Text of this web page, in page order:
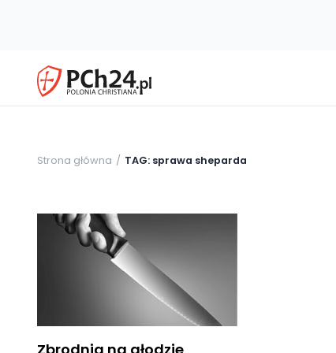
Strona główna TAG: sprawa sheparda